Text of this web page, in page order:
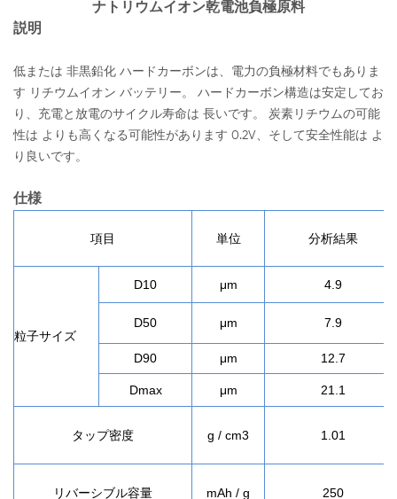
ナトリウムイオン乾電池負極原料
説明
低または 非黒鉛化 ハードカーボンは、電力の負極材料でもありま
す リチウムイオン バッテリー。 ハードカーボン構造は安定してお
り、充電と放電のサイクル寿命は 長いです。 炭素リチウムの可能
性は よりも高くなる可能性があります 0.2V、そして安全性能は よ
り良いです。
仕様
項目 単位 分析結果
粒子サイズ
D10 μm 4.9
D50 μm 7.9
D90 μm 12.7
Dmax μm 21.1
タップ密度 g / cm3 1.01
リバーシブル容量 mAh / g 250